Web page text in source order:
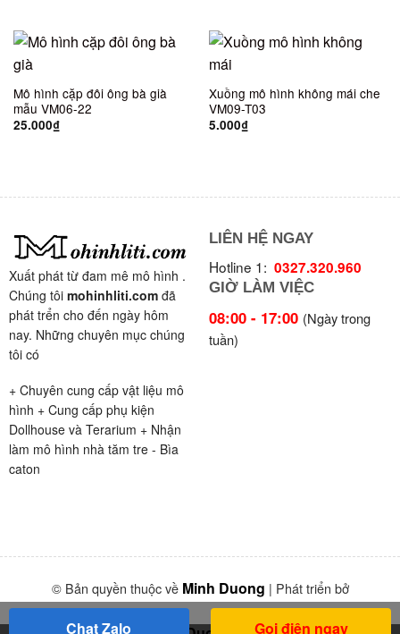
Chat Zalo Gọi điện ngay
Mô hình cặp đôi ông bà già
mẫu VM06-22
25.000₫
Xuồng mô hình không mái che
VM09-T03
5.000₫
Xuất phát từ đam mê mô hình .
Chúng tôi mohinhliti.com đã
phát trển cho đến ngày hôm
nay. Những chuyên mục chúng
tôi có
+ Chuyên cung cấp vật liệu mô
hình + Cung cấp phụ kiện
Dollhouse và Terarium + Nhận
làm mô hình nhà tăm tre - Bìa
caton
LIÊN HỆ NGAY
Hotline 1: 0327.320.960
GIỜ LÀM VIỆC
08:00 - 17:00 (Ngày trong
tuần)
© Bản quyền thuộc về Minh Duong | Phát triển bở